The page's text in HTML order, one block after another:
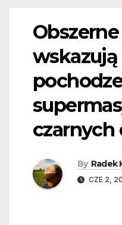
wskazują
czarnych
By Radek
CZE 2,